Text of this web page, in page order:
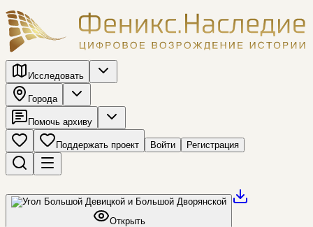
Исследовать
Города
Помочь архиву
Поддержать проект Войти Регистрация
Открыть